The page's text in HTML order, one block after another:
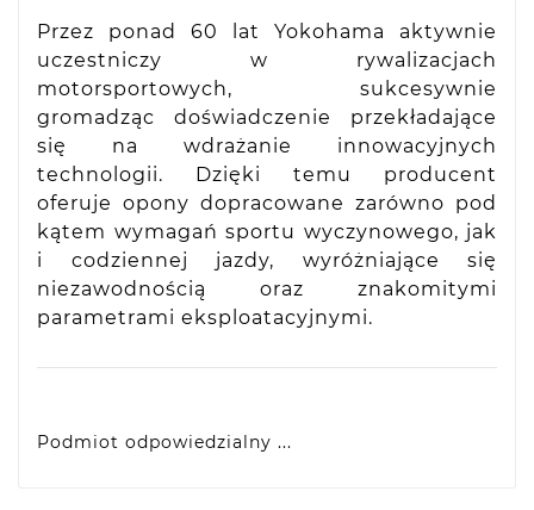
Przez ponad 60 lat Yokohama aktywnie
uczestniczy w rywalizacjach
motorsportowych, sukcesywnie
gromadząc doświadczenie przekładające
się na wdrażanie innowacyjnych
technologii. Dzięki temu producent
oferuje opony dopracowane zarówno pod
kątem wymagań sportu wyczynowego, jak
i codziennej jazdy, wyróżniające się
niezawodnością oraz znakomitymi
parametrami eksploatacyjnymi.
Podmiot odpowiedzialny ...